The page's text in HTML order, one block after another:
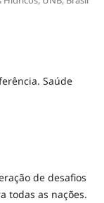
Saúde
de desafios
todas as nações.